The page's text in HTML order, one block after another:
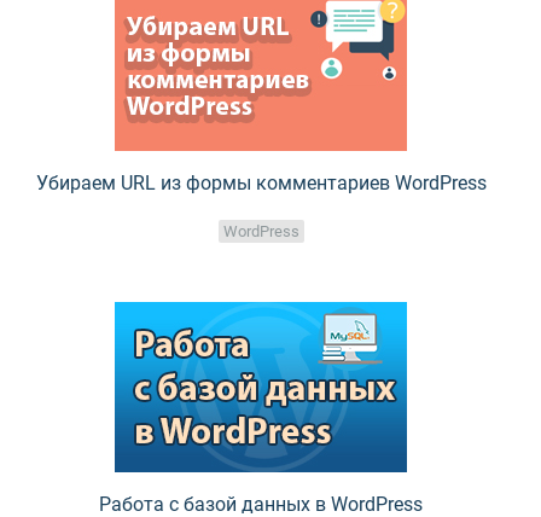
Убираем URL из формы комментариев WordPress
WordPress
Работа с базой данных в WordPress